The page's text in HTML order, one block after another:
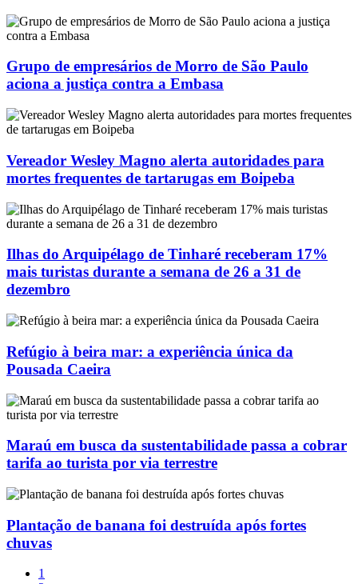
Grupo de empresários de Morro de São Paulo
aciona a justiça contra a Embasa
Vereador Wesley Magno alerta autoridades para
mortes frequentes de tartarugas em Boipeba
Ilhas do Arquipélago de Tinharé receberam 17%
mais turistas durante a semana de 26 a 31 de
dezembro
Refúgio à beira mar: a experiência única da
Pousada Caeira
Maraú em busca da sustentabilidade passa a cobrar
tarifa ao turista por via terrestre
Plantação de banana foi destruída após fortes
chuvas
1